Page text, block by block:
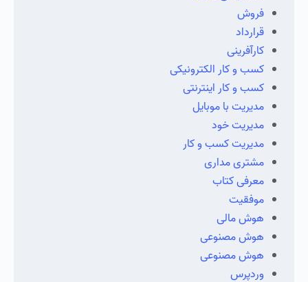
فروش
قرارداد
کارآفرینی
کسب و کار الکترونیکی
کسب و کار اینترنتی
مدیریت با موبایل
مدیریت خود
مدیریت کسب و کار
مشتری مداری
معرفی کتاب
موفقیت
هوش مالی
هوش مصنوعی
هوش مصنوعی
وردپرس